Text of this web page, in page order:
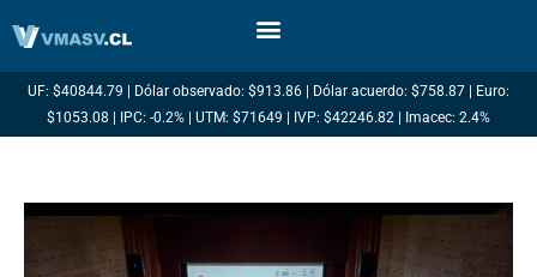
UF: $40844.79 | Dólar observado: $913.86 | Dólar acuerdo: $758.87 | Euro:
$1053.08 | IPC: -0.2% | UTM: $71649 | IVP: $42246.82 | Imacec: 2.4%